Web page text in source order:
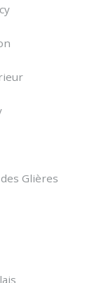
Glières